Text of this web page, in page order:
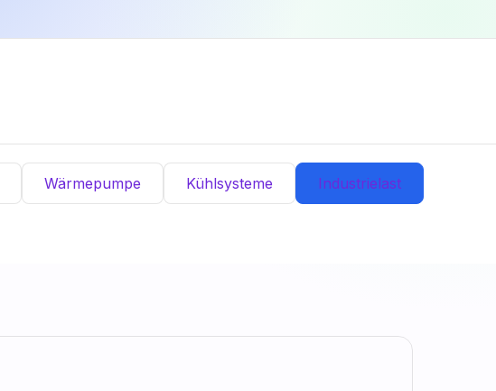
Wärmepumpe Kühlsysteme Industrielast